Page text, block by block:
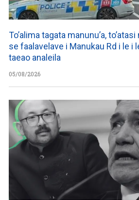
To’alima tagata manunu’a,
se faalavelave i Manukau Rd i le i
taeao analeila
05/08/2026